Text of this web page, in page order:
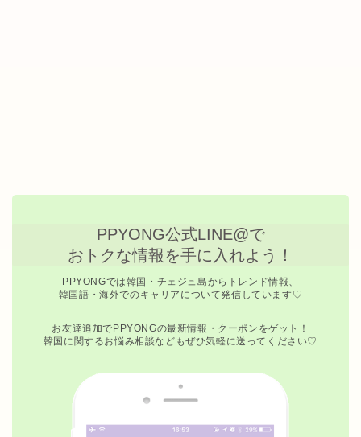
PPYONG公式LINE@で
おトクな情報を手に入れよう！
PPYONGでは韓国・チェジュ島からトレンド情報、
韓国語・海外でのキャリアについて発信しています♡
お友達追加でPPYONGの最新情報・クーポンをゲット！
韓国に関するお悩み相談などもぜひ気軽に送ってください♡